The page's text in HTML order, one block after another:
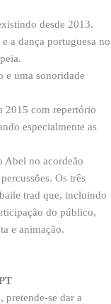
desde 2013.
a dança portuguesa no
e uma sonoridade
2015 com repertório
especialmente as
Abel no acordeão
Os três
trad que, incluindo
do público,
e animação.
pretende-se dar a